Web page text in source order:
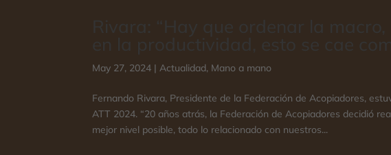
May 27, 2024 |Actualidad, Mano a mano
Fernando Rivara, Presidente de la Federación de Acopiadores,
ATT 2024. “20 años atrás, la Federación de Acopiadores decidió
mejor nivel posible, todo lo relacionado con nuestros...